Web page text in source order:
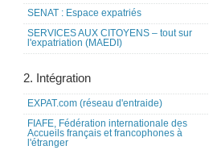
SENAT : Espace expatriés
SERVICES AUX CITOYENS – tout sur
l'expatriation (MAEDI)
2. Intégration
EXPAT.com (réseau d'entraide)
FIAFE, Fédération internationale des
Accueils français et francophones à
l'étranger